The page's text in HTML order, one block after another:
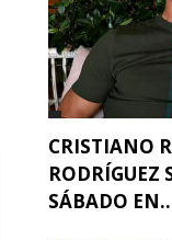
CRISTIANO
RODRÍGUEZ
SÁBADO